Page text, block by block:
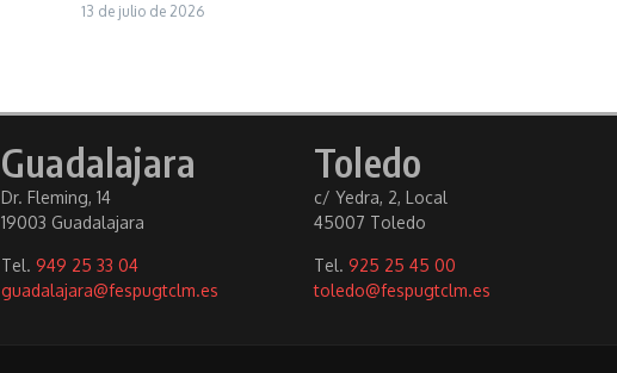
13 de julio de 2026
Guadalajara
Dr. Fleming, 14
19003 Guadalajara
Tel. 949 25 33 04
guadalajara@fespugtclm.es
Toledo
c/ Yedra, 2, Local
45007 Toledo
Tel. 925 25 45 00
toledo@fespugtclm.es